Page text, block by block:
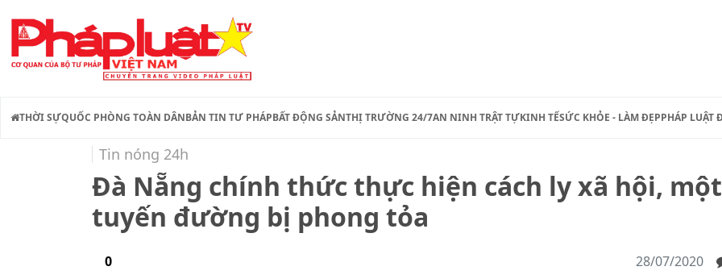
THỜI SỰQUỐC PHÒNG TOÀN DÂNBẢN TIN TƯ PHÁPBẤT ĐỘNG SẢNTHỊ TRƯỜNG 24/7AN NINH TRẬT TỰKINH TẾSỨC KHỎE - LÀM ĐẸPPHÁP LUẬT
Tin nóng 24h
Đà Nẵng chính thức thực hiện cách ly xã hội,
tuyến đường bị phong tỏa
0 28/07/2020